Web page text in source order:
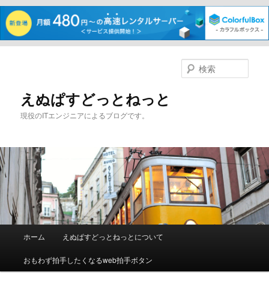
へ
移
動
えぬぱすどっとねっと
現役のITエンジニアによるブログです。
索
メ
ホーム えぬぱすどっとねっとについて
おもわず拍手したくなるweb拍手ボタン